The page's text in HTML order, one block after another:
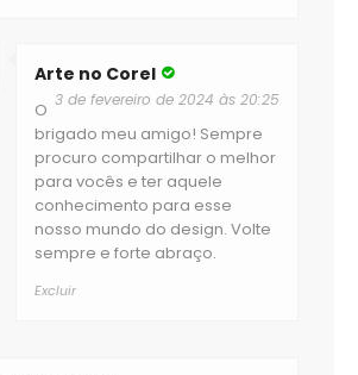
Arte no Corel
3 de fevereiro de 2024 às 20:25
O
brigado meu amigo! Sempre
procuro compartilhar o melhor
para vocês e ter aquele
conhecimento para esse
nosso mundo do design. Volte
sempre e forte abraço.
Excluir